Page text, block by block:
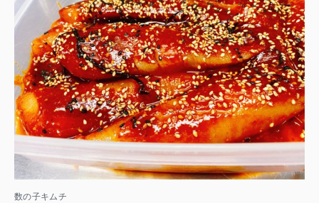
数の子キムチ